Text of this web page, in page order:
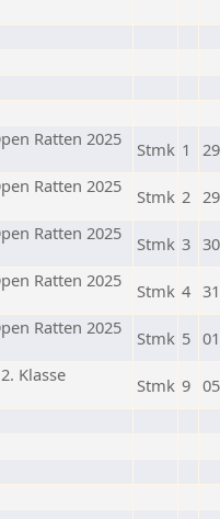
Ratten 2025
Stmk 1
Ratten 2025
Stmk 2
Ratten 2025
Stmk 3
Ratten 2025
Stmk 4
Ratten 2025
Stmk 5
Klasse
Stmk 9